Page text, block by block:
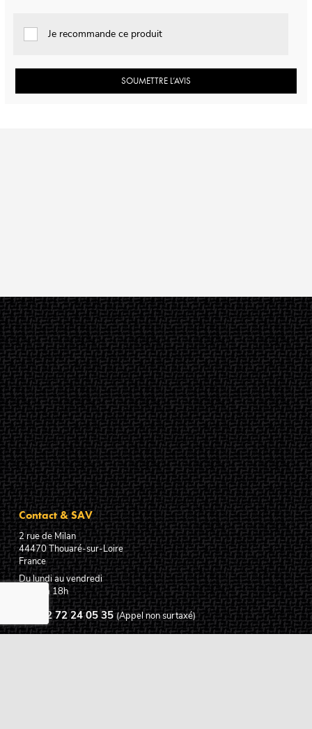
Je recommande ce produit
SOUMETTRE L’AVIS
Contact & SAV
2 rue de Milan
44470Thouaré-sur-Loire
France
Du lundi au vendredi
De 9h à 18h
02 72 24 05 35 (Appel non surtaxé)